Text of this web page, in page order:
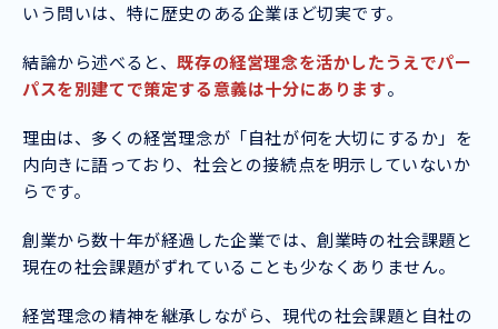
いう問いは、特に歴史のある企業ほど切実です。
結論から述べると、既存の経営理念を活かしたうえでパー
パスを別建てで策定する意義は十分にあります。
理由は、多くの経営理念が「自社が何を大切にするか」を
内向きに語っており、社会との接続点を明示していないか
らです。
創業から数十年が経過した企業では、創業時の社会課題と
現在の社会課題がずれていることも少なくありません。
経営理念の精神を継承しながら、現代の社会課題と自社の